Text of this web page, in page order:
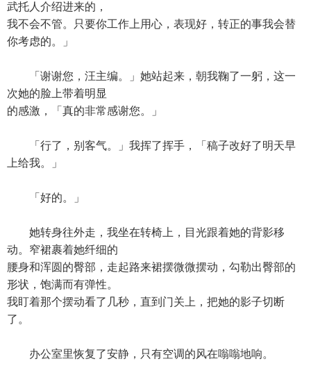
武托人介绍进来的，
我不会不管。只要你工作上用心，表现好，转正的事我会替
你考虑的。」
「谢谢您，汪主编。」她站起来，朝我鞠了一躬，这一
次她的脸上带着明显
的感激，「真的非常感谢您。」
「行了，别客气。」我挥了挥手，「稿子改好了明天早
上给我。」
「好的。」
她转身往外走，我坐在转椅上，目光跟着她的背影移
动。窄裙裹着她纤细的
腰身和浑圆的臀部，走起路来裙摆微微摆动，勾勒出臀部的
形状，饱满而有弹性。
我盯着那个摆动看了几秒，直到门关上，把她的影子切断
了。
办公室里恢复了安静，只有空调的风在嗡嗡地响。